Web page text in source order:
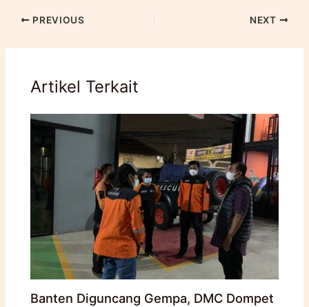
PREVIOUS NEXT
Artikel Terkait
Banten Diguncang Gempa, DMC Dompet